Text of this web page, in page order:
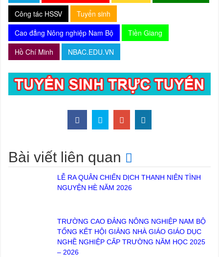
Công tác HSSV
Tuyển sinh
Cao đẳng Nông nghiệp Nam Bộ
Tiền Giang
Hồ Chí Minh
NBAC.EDU.VN
Bài viết liên quan
LỄ RA QUÂN CHIẾN DỊCH THANH NIÊN TÌNH
NGUYỆN HÈ NĂM 2026
TRƯỜNG CAO ĐẲNG NÔNG NGHIỆP NAM BỘ
TỔNG KẾT HỘI GIẢNG NHÀ GIÁO GIÁO DỤC
NGHỀ NGHIỆP CẤP TRƯỜNG NĂM HỌC 2025
– 2026